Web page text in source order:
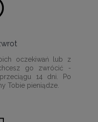
oczekiwań lub z
go zwrócić -
14 dni. Po
Tobie pieniądze.